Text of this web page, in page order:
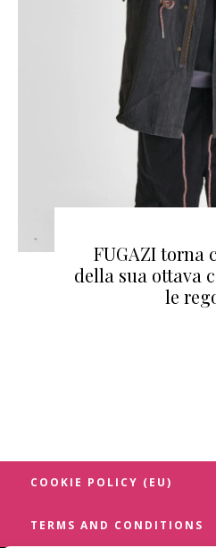
FUGAZI torna
della sua ottava
le
COOKIE POLICY (EU)
TERMS AND CONDITIONS